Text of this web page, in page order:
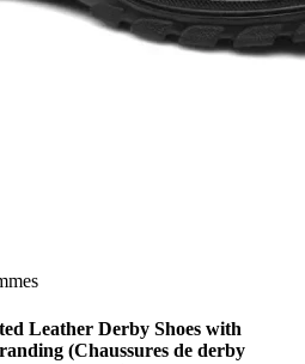
Leather Derby Shoes with
(Chaussures de derby